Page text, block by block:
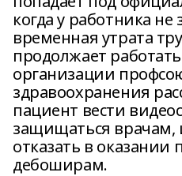
когда у работника
временная утрата
продолжает
организации
здравоохранения
пациент вести
защищаться врачам,
отказать в
дебоширам.